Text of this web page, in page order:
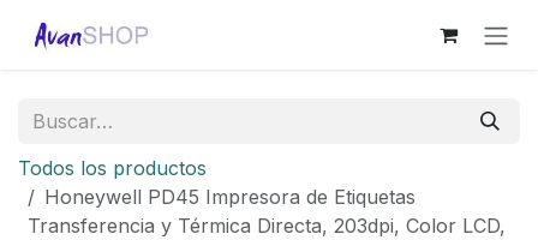
Todos los productos
Honeywell PD45 Impresora de Etiquetas
Transferencia y Térmica Directa, 203dpi, Color LCD,